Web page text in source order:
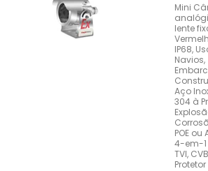
Mini
lente
IP68,
Navios,
Aço
304 à
POE
4-em-1
TVI,